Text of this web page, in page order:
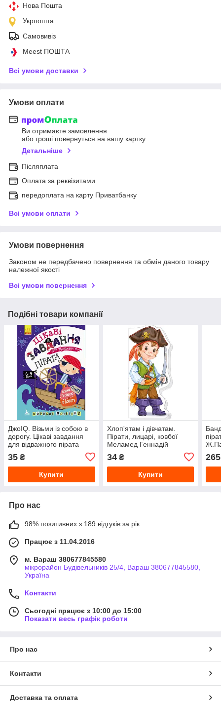
Нова Пошта
Укрпошта
Самовивіз
Meest ПОШТА
Всі умови доставки
Умови оплати
Ви отримаєте замовлення
або гроші повернуться на вашу картку
Детальніше
Післяплата
Оплата за реквізитами
передоплата на карту Приватбанку
Всі умови оплати
Умови повернення
Законом не передбачено повернення та обмін даного товару
належної якості
Всі умови повернення
Подібні товари компанії
ДжоIQ. Візьми із собою в
дорогу. Цікаві завдання
для відважного пірата
35 ₴
Купити
Хлоп'ятам і дівчатам.
Пірати, лицарі, ковбої
Меламед Геннадій
34₴
Купити
265
Про нас
98% позитивних з 189 відгуків за рік
Працює з 11.04.2016
м. Вараш 380677845580
мікрорайон Будівельників 25/4, Вараш 380677845580,
Україна
Контакти
Сьогодні працює з 10:00 до 15:00
Показати весь графік роботи
Про нас
Контакти
Доставка та оплата